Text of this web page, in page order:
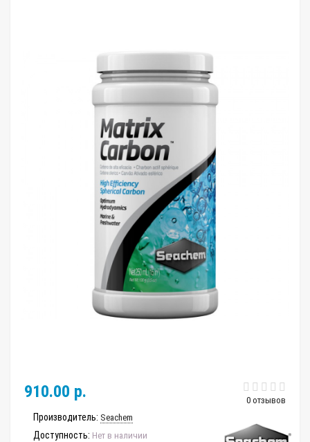
0 отзывов
910.00 р.
Производитель: Seachem
Доступность: Нет в наличии